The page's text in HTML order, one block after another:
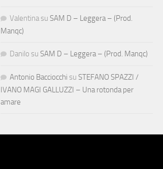
Valentina su SAM D – Leggera – (Prod.
Manqc)
Danilo su SAM D – Leggera – (Prod. Manqc)
Antonio Bacciocchi su STEFANO SPAZZI /
IVANO MAGI GALLUZZI – Una rotonda per
amare